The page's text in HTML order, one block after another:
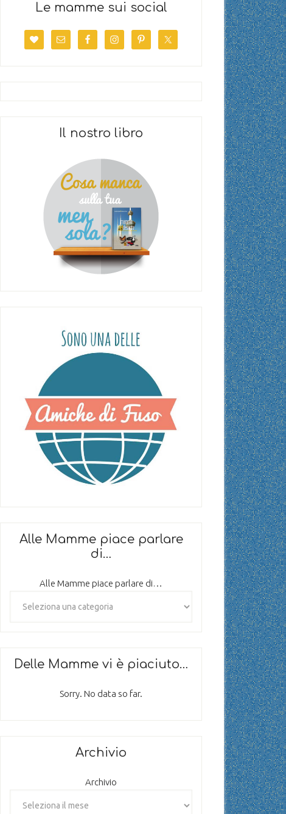
Le mamme sui social
Il nostro libro
Alle Mamme piace parlare
di…
Alle Mamme piace parlare di…
Delle Mamme vi è piaciuto…
Sorry. No data so far.
Archivio
Archivio